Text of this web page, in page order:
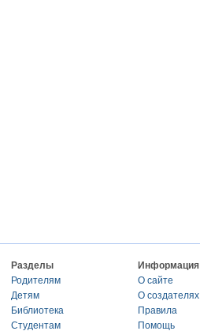
Разделы
Родителям
Детям
Библиотека
Студентам
Информация
О сайте
О создателях
Правила
Помощь